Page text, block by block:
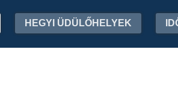
HEGYI ÜDÜLŐHELYEK